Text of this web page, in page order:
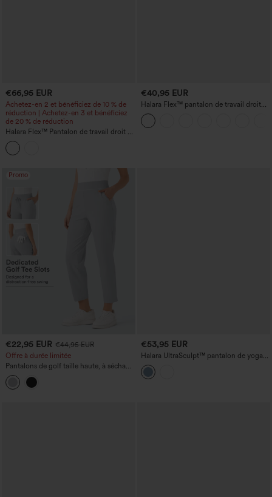
€66,95 EUR
Achetez-en 2 et bénéficiez de 10 % de
réduction | Achetez-en 3 et bénéficiez
de 20 % de réduction
Halara Flex™ Pantalon de travail droit à
taille haute, motif chevrons, avec
poches
€40,95 EUR
Halara Flex™ pantalon de travail droit
taille haute à poche zippée et taille
froncée
Promo
€22,95 EUR €44,95 EUR
Offre à durée limitée
Pantalons de golf taille haute, à séchage
rapide et coupe fuselée, avec cordons
intérieurs - poche pour polo de golf -
UPF40+
€53,95 EUR
Halara UltraSculpt™ pantalon de yoga
taille haute à maintien abdominal,
froncé, coupe droite, avec poches